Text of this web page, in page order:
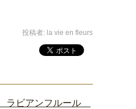
投稿者: la vie en fleurs
ビアンフルール